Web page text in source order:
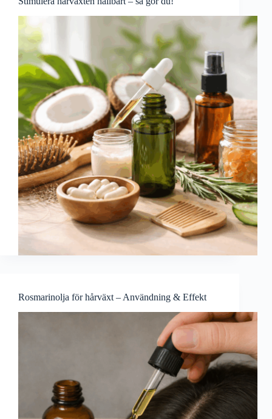
Rosmarinolja för hårväxt – Användning & Effekt